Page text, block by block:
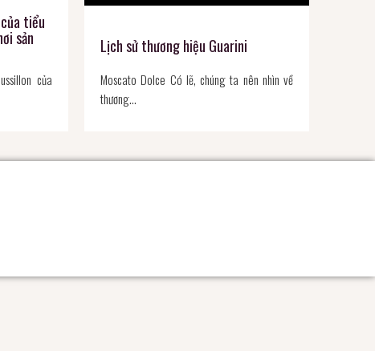
tiểu
sản
của
Lịch sử thương hiệu Guarini
Moscato Dolce Có lẽ, chúng ta nên nhìn về
thương…